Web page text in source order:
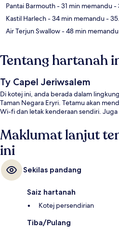
Pantai Barmouth- 31 min memandu-
Kastil Harlech- 34 min memandu-
Air Terjun Swallow- 48 min memandu
Tentang hartanah
Ty Capel Jeriwsalem
Di kotej ini, anda berada dalam
Taman Negara Eryri. Tetamu akan
Wi-fi dan letak kenderaan sendiri.
Maklumat lanjut
ini
Sekilas pandang
Saiz hartanah
Kotej persendirian
Tiba/Pulang